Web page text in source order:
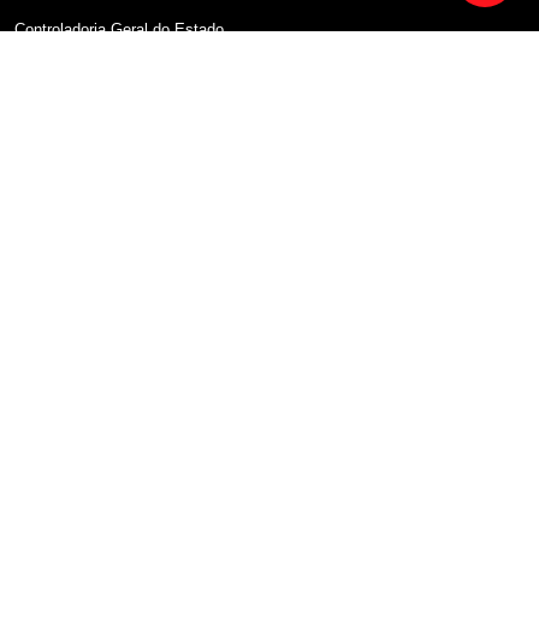
Controladoria Geral do Estado